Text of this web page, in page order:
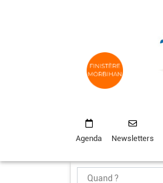
Agenda Newsletters